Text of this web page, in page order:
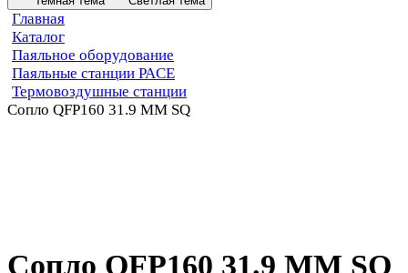
Главная
Каталог
Паяльное оборудование
Паяльные станции PACE
Термовоздушные станции
Сопло QFP160 31.9 MM SQ
Сопло QFP160 31.9 MM SQ